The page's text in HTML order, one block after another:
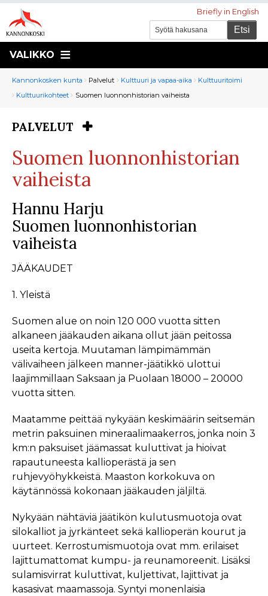
Briefly in English
VALIKKO
Murupolku
You
are
Kannonkosken kunta Palvelut Kulttuuri ja vapaa-aika
Kulttuuritoimi
Kulttuurikohteet
Suomen luonnonhistorian vaiheista
You
here:
PALVELUT
Suomen luonnonhistorian
vaiheista
Hannu Harju
Suomen luonnonhistorian
vaiheista
JÄÄKAUDET
1. Yleistä
Suomen alue on noin 120 000 vuotta sitten
alkaneen jääkauden aikana ollut jään peitossa
useita kertoja. Muutaman lämpimämmän
välivaiheen jälkeen manner-jäätikkö ulottui
laajimmillaan Saksaan ja Puolaan 18000 – 20000
vuotta sitten.
Maatamme peittää nykyään keskimäärin seitsemän
metrin paksuinen mineraalimaakerros, jonka noin 3
km:n paksuiset jäämassat kuluttivat ja hioivat
rapautuneesta kallioperästä ja sen
ruhjevyöhykkeistä. Maaston korkokuva on
käytännössä kokonaan jääkauden jäljiltä.
Nykyään nähtäviä jäätikön kulutusmuotoja ovat
silokalliot ja jyrkänteet sekä kallioperän kourut ja
uurteet. Kerrostumismuotoja ovat mm. erilaiset
lajittumattomat kumpu- ja reunamoreenit. Lisäksi
sulamisvirrat kuluttivat, kuljettivat, lajittivat ja
kasasivat maamassoja. Syntyi monenlaisia